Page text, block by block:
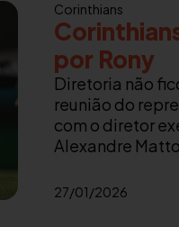
Corinthians
por Rony
Diretoria não
reunião do
com o diretor
Alexandre
27/01/2026